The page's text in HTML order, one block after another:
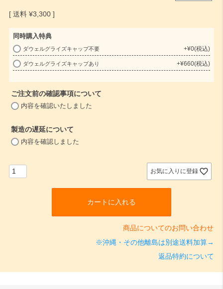
¥3,300
同時購入特典
必
)
ダウェルグライズキャップ不要 +¥0 税込
ダウェルグライズキャップあり +¥660 税込
ご注文前の確認事項について
内容を確認いたしました
製造の遅延について
(
内容を確認しました
お気に入りに登録
カートに入れる
商品についてのお問い合わせ
※沖縄・その他離島は別途送料加算→
返品特約について